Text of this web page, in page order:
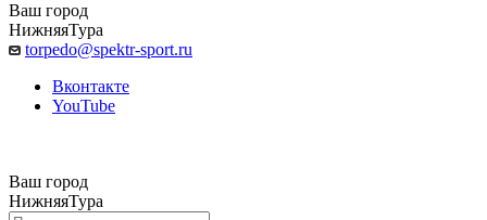
Ваш город
НижняяТура
torpedo@spektr-sport.ru
Вконтакте
YouTube
Ваш город
НижняяТура